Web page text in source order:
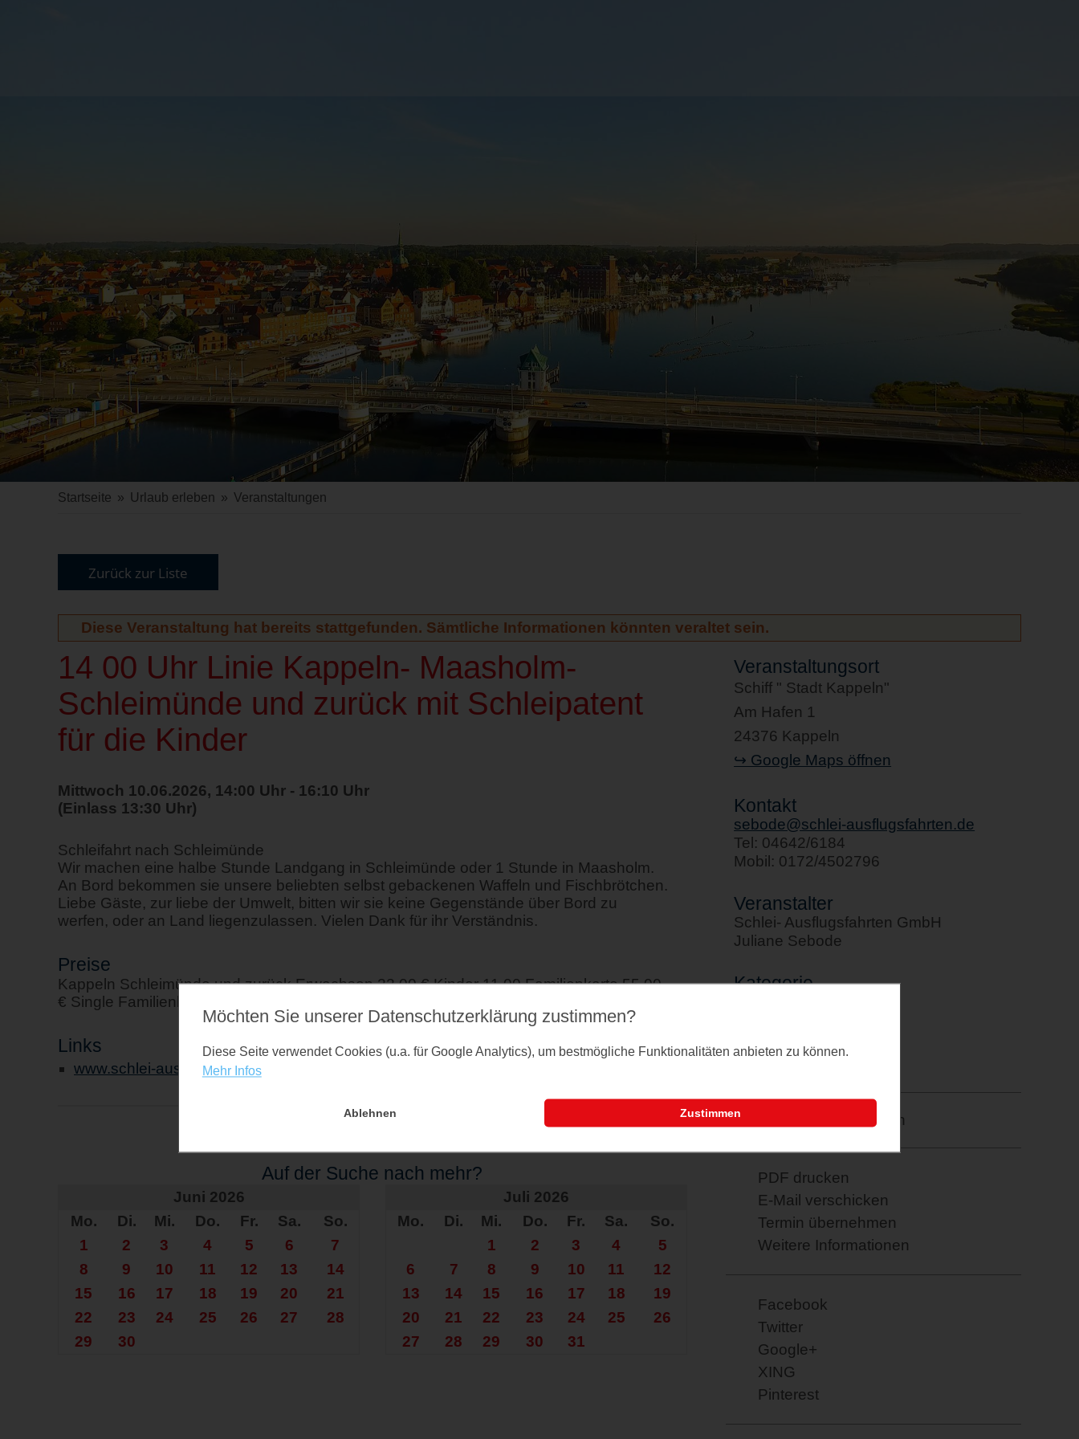
Startseite » Urlaub erleben » Veranstaltungen
Zurück zur Liste
Diese Veranstaltung hat bereits stattgefunden. Sämtliche Informationen könnten veraltet sein.
14 00 Uhr Linie Kappeln- Maasholm-
Schleimünde und zurück mit Schleipatent
für die Kinder
Mittwoch 10.06.2026, 14:00 Uhr - 16:10 Uhr
(Einlass 13:30 Uhr)
Schleifahrt nach Schleimünde
Wir machen eine halbe Stunde Landgang in Schleimünde oder 1 Stunde in Maasholm.
An Bord bekommen sie unsere beliebten selbst gebackenen Waffeln und Fischbrötchen.
Liebe Gäste, zur liebe der Umwelt, bitten wir sie keine Gegenstände über Bord zu
werfen, oder an Land liegenzulassen. Vielen Dank für ihr Verständnis.
Preise
Kappeln Schleimünde und zurück Erwachsen 22,00 € Kinder 11,00 Familienkarte 55,00
€ Single Familienkarte 33,00 €
Links
www.schlei-ausflugsfahrten.de
Auf der Suche nach mehr?
Juni 2026
Mo.
Di. Mi. Do. Fr. Sa.
So.
1
2 3 4 5 6
7
8
9 10 11 12 13
14
15
16 17 18 19 20
21
22
23 24 25 26 27
28
29
30
Juli 2026
Mo.
Di. Mi. Do. Fr. Sa.
So.
1
2 3 4
5
6
7 8 9 10 11
12
13
14 15 16 17 18
19
20
21 22 23 24 25
26
27
28 29 30 31
Veranstaltungsort
Schiff " Stadt Kappeln"
Am Hafen 1
24376 Kappeln
↪ Google Maps öffnen
Kontakt
sebode@schlei-ausflugsfahrten.de
Tel: 04642/6184
Mobil: 0172/4502796
Veranstalter
Schlei- Ausflugsfahrten GmbH
Juliane Sebode
Kategorie
Letztes Update
Merkzettel: speichern
PDF drucken
E-Mail verschicken
Termin übernehmen
Weitere Informationen
Facebook
Twitter
Google+
XING
Pinterest
Möchten Sie unserer Datenschutz­erklärung zustimmen?
Diese Seite verwendet Cookies (u.a. für Google Analytics), um bestmögliche Funktionalitäten anbieten zu können.
Mehr Infos
Ablehnen Zustimmen